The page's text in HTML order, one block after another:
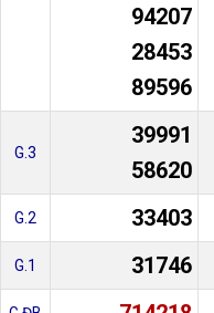
94207
28453
89596
G.3
39991
58620
G.2 33403
G.1 31746